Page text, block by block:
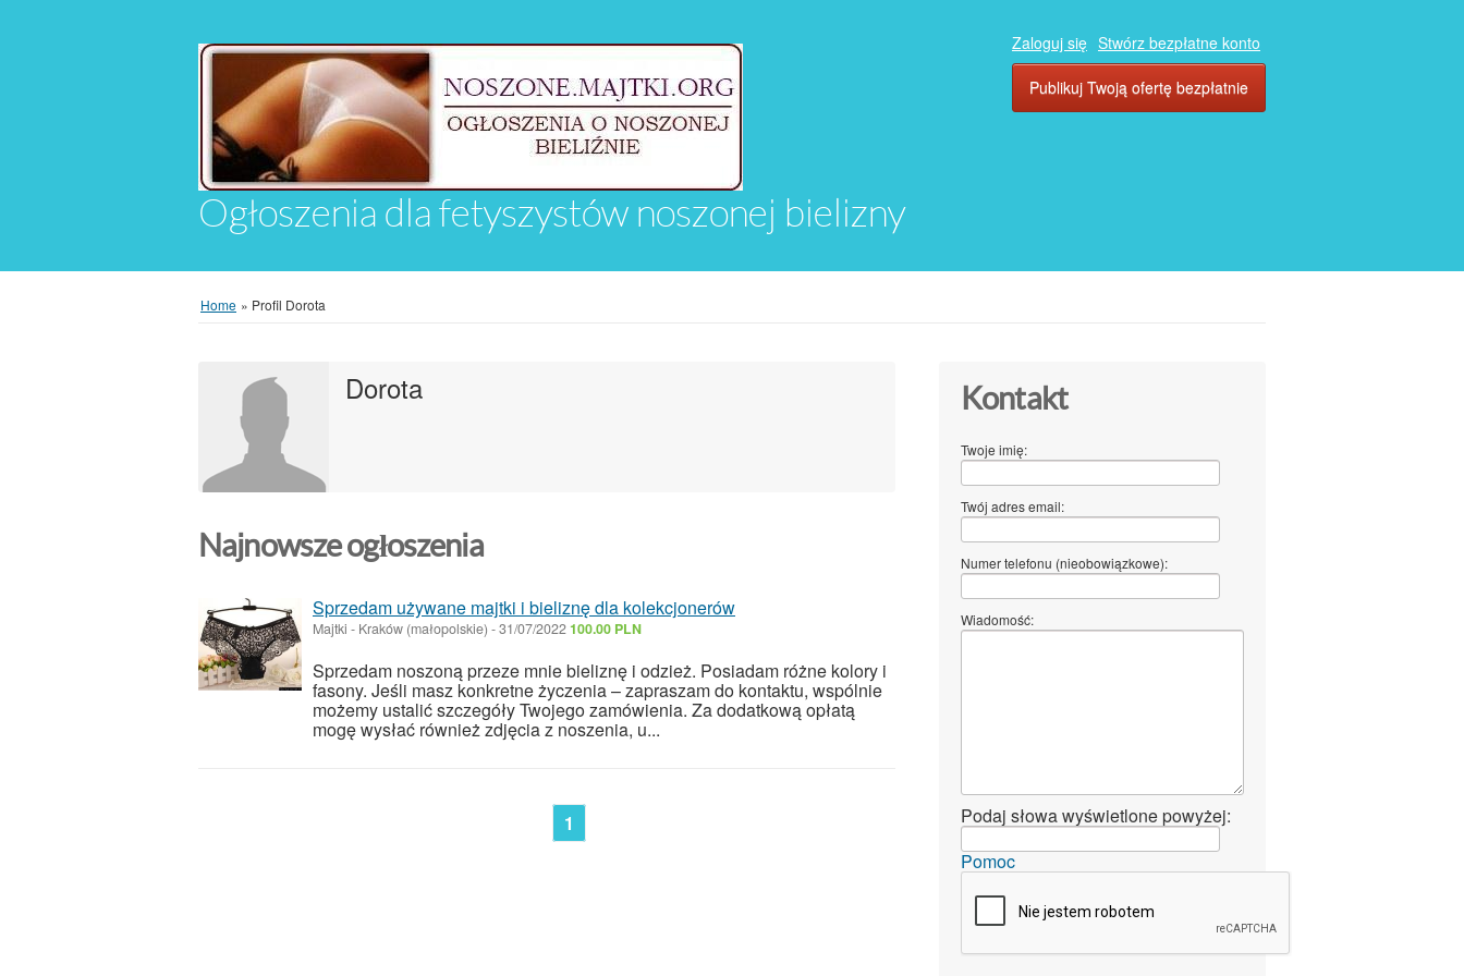
Ogłoszenia dla fetyszystów noszonej bielizny
Zaloguj się Stwórz bezpłatne konto
Publikuj Twoją ofertę bezpłatnie
Home » Profil Dorota
Dorota
Najnowsze ogłoszenia
Sprzedam używane majtki i bieliznę dla kolekcjonerów
Majtki - Kraków (małopolskie) -31/07/2022100.00 PLN
Sprzedam noszoną przeze mnie bieliznę i odzież. Posiadam różne kolory i
fasony. Jeśli masz konkretne życzenia – zapraszam do kontaktu, wspólnie
możemy ustalić szczegóły Twojego zamówienia. Za dodatkową opłatą
mogę wysłać również zdjęcia z noszenia, u...
1
Kontakt
Twoje imię:
Twój adres email:
Numer telefonu (nieobowiązkowe):
Wiadomość:
Podaj słowa wyświetlone powyżej:
Pomoc